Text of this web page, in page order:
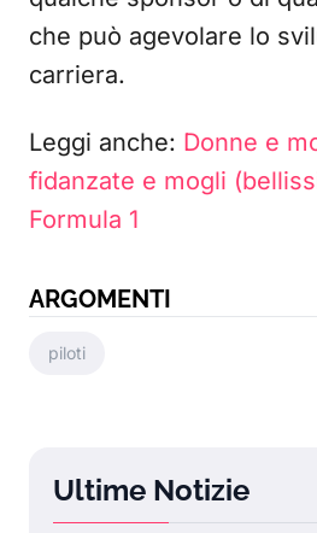
che può agevolare lo
carriera.
Leggi anche: Donne e
fidanzate e mogli
Formula 1
ARGOMENTI
piloti
Ultime Notizie